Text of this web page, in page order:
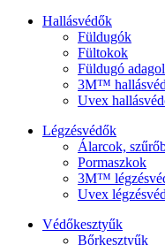
Hallásvédők
Füldugók
Fültokok
Füldugó
3M™
Uvex
Légzésvédők
Álarcok,
Pormaszkok
3M™
Uvex
Védőkesztyűk
Bőrkesztyűk